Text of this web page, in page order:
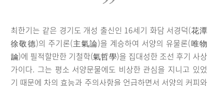
최한기는 같은 경기도 개성 출신인 16세기 화담 서경덕(花潭
徐敬德)의 주기론(主氣論)을 계승하여 서양의 유물론(唯物
論)에 필적할만한 기철학(氣哲學)을 집대성한 조선 후기 사상
가이다. 그는 평소 서양문물에도 비상한 관심을 지니고 있었
기 때문에 차의 효능과 주의사항을 언급하면서 서양의 커피와